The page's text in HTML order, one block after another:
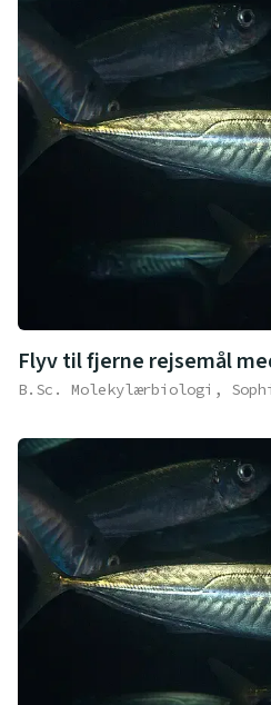
Flyv til fjerne rejsemål
B.Sc. Molekylærbiologi,